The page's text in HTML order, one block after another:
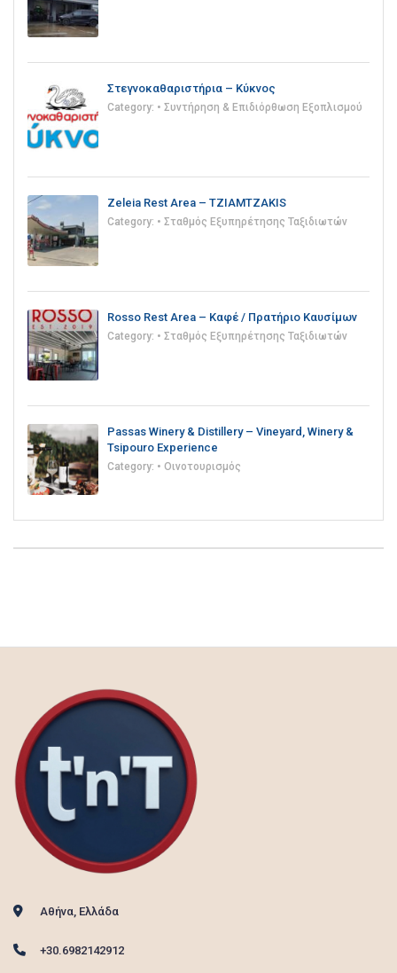
Στεγνοκαθαριστήρια – Κύκνος
Category: • Συντήρηση & Επιδιόρθωση Εξοπλισμού
Zeleia Rest Area – TZIAMTZAKIS
Category: • Σταθμός Εξυπηρέτησης Ταξιδιωτών
Rosso Rest Area – Καφέ / Πρατήριο Καυσίμων
Category: • Σταθμός Εξυπηρέτησης Ταξιδιωτών
Passas Winery & Distillery – Vineyard, Winery &
Tsipouro Experience
Category: • Οινοτουρισμός
Αθήνα, Ελλάδα
+30.6982142912